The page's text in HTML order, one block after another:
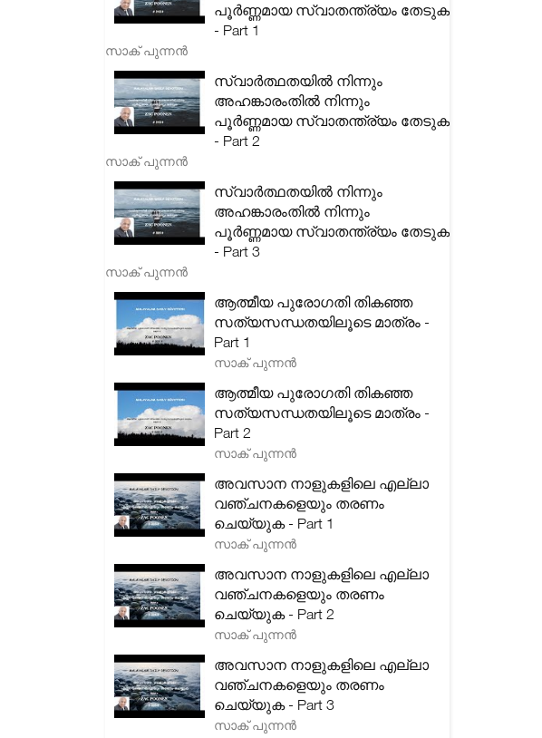
പൂർണ്ണമായ സ്വാതന്ത്ര്യം തേടുക
- Part 1
സാക് പുന്നൻ
സ്വാർത്ഥതയിൽ നിന്നും
അഹങ്കാരംതിൽ നിന്നും
പൂർണ്ണമായ സ്വാതന്ത്ര്യം തേടുക
- Part 2
സാക് പുന്നൻ
സ്വാർത്ഥതയിൽ നിന്നും
അഹങ്കാരംതിൽ നിന്നും
പൂർണ്ണമായ സ്വാതന്ത്ര്യം തേടുക
- Part 3
സാക് പുന്നൻ
ആത്മീയ പുരോഗതി തികഞ്ഞ
സത്യസന്ധതയിലൂടെ മാത്രം -
Part 1
സാക് പുന്നൻ
ആത്മീയ പുരോഗതി തികഞ്ഞ
സത്യസന്ധതയിലൂടെ മാത്രം -
Part 2
സാക് പുന്നൻ
അവസാന നാളുകളിലെ എല്ലാ
വഞ്ചനകളെയും തരണം
ചെയ്യുക - Part 1
സാക് പുന്നൻ
അവസാന നാളുകളിലെ എല്ലാ
വഞ്ചനകളെയും തരണം
ചെയ്യുക - Part 2
സാക് പുന്നൻ
അവസാന നാളുകളിലെ എല്ലാ
വഞ്ചനകളെയും തരണം
ചെയ്യുക - Part 3
സാക് പുന്നൻ